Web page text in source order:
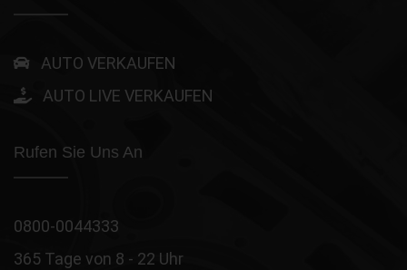
AUTO VERKAUFEN
AUTO LIVE VERKAUFEN
Rufen Sie Uns An
0800-0044333
365 Tage von 8 - 22 Uhr